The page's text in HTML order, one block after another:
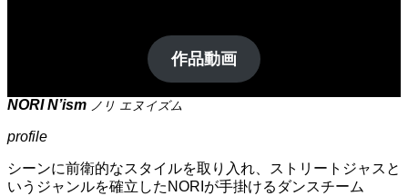
作品動画
NORI N’ism ノリ エヌイズム
profile
シーンに前衛的なスタイルを取り入れ、ストリートジャスと
いうジャンルを確立したNORIが手掛けるダンスチーム